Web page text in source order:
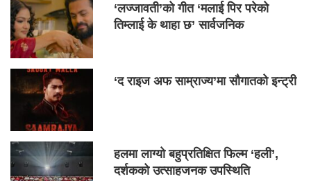
‘लज्जावती’को गीत ‘मलाई पिर परेको
तिम्लाई के थाहा छ’ सार्वजनिक
‘द राइज अफ साम्राज्य’मा सौगातको इन्ट्री
हलमा लाग्यो बहुप्रतिक्षित फिल्म ‘हली’,
दर्शकको उत्साहजनक उपस्थिति